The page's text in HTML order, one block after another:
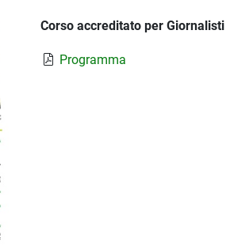
Corso accreditato per Giornalisti
Programma